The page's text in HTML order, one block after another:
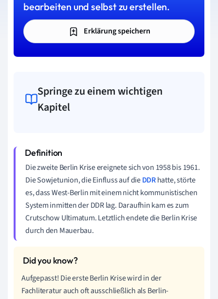
bearbeiten und selbst zu erstellen.
Erklärung speichern
Springe zu einem wichtigen
Kapitel
Die zweite Berlin Krise ereignete sich von 1958bis 1961.
Die Sowjetunion, die Einfluss auf dieDDRhatte, störte
es, dass West-Berlin mit einem nicht kommunistischen
System inmitten der DDR lag. Daraufhin kam es zum
Crutschow Ultimatum. Letztlich endete die Berlin Krise
durch den Mauerbau.
Aufgepasst! Die erste Berlin Krise wird in der
Fachliteratur auch oft ausschließlich als Berlin-